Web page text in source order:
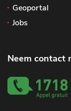
Geoportal
Jobs
Neem contact